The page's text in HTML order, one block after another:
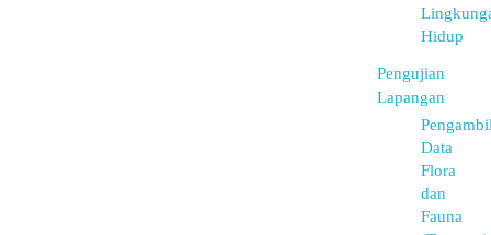
Hidup
Pengujian
Lapangan
Data
Flora
dan
Fauna